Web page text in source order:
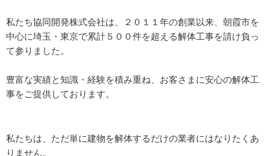
私たち協同開発株式会社は、２０１１年の創業以来、朝霞市を
中心に埼玉・東京で累計５００件を超える解体工事を請け負っ
て参りました。
豊富な実績と知識・経験を積み重ね、お客さまに安心の解体工
事をご提供しております。
私たちは、ただ単に建物を解体するだけの業者にはなりたくあ
りません。